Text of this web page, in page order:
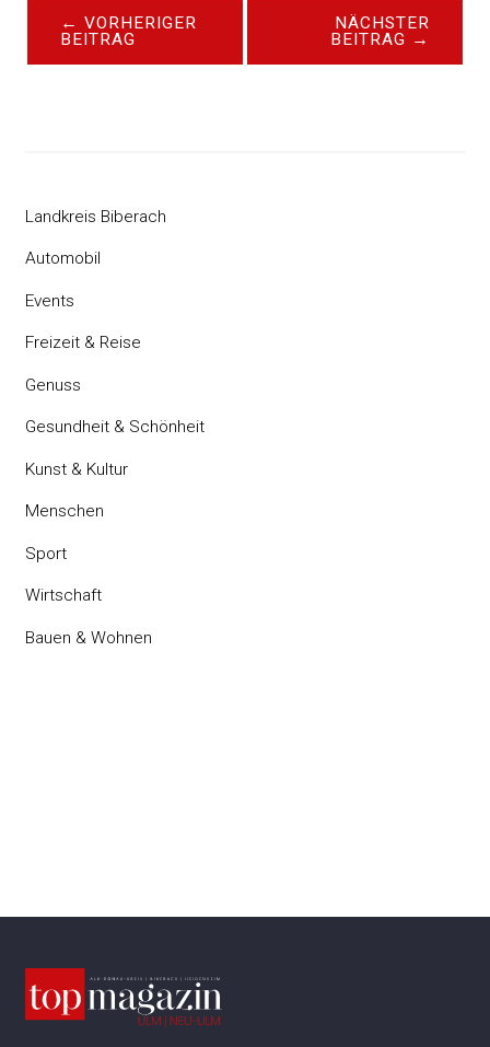
← VORHERIGER
BEITRAG
NÄCHSTER
BEITRAG →
Landkreis Biberach
Automobil
Events
Freizeit & Reise
Genuss
Gesundheit & Schönheit
Kunst & Kultur
Menschen
Sport
Wirtschaft
Bauen & Wohnen